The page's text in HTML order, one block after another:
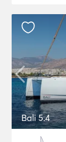
Bali 5.4